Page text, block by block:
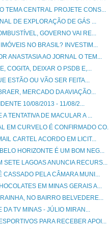
TEMA CENTRAL PROJETE CONS...
DE EXPLORAÇÃO DE GÁS ...
GOVERNO VAI RE...
NO BRASIL? INVESTIM...
ANASTASIA AO JORNAL O TEM...
COGITA, DEIXAR O PSDB E,...
ESTÃO OU VÃO SER FEITA...
MERCADO DA AVIAÇÃO...
10/08/2013 - 11/08/2...
TENTATIVA DE MACULAR A ...
EM CURVELO É CONFIRMADO
CARTEL ACORDO EM LICIT...
HORIZONTE É UM BOM NEG...
SETE LAGOAS ANUNCIA RECURS...
CASSADO PELA CÂMARA MUNI...
EM MINAS GERAIS A...
NO BAIRRO BELVEDERE...
DA TV MINAS - JÚLIO MIRAN...
PARA RECEBER APOI...